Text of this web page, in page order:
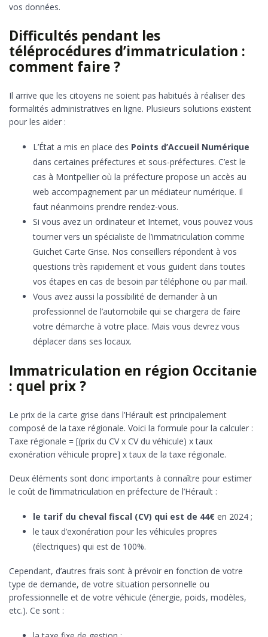
vos données.
Difficultés pendant les
téléprocédures d’immatriculation :
comment faire ?
Il arrive que les citoyens ne soient pas habitués à réaliser des
formalités administratives en ligne. Plusieurs solutions existent
pour les aider :
L’État a mis en place des Points d’Accueil Numérique
dans certaines préfectures et sous-préfectures. C’est le
cas à Montpellier où la préfecture propose un accès au
web accompagnement par un médiateur numérique. Il
faut néanmoins prendre rendez-vous.
Si vous avez un ordinateur et Internet, vous pouvez vous
tourner vers un spécialiste de l’immatriculation comme
Guichet Carte Grise. Nos conseillers répondent à vos
questions très rapidement et vous guident dans toutes
vos étapes en cas de besoin par téléphone ou par mail.
Vous avez aussi la possibilité de demander à un
professionnel de l’automobile qui se chargera de faire
votre démarche à votre place. Mais vous devrez vous
déplacer dans ses locaux.
Immatriculation en région Occitanie
: quel prix ?
Le prix de la carte grise dans l’Hérault est principalement
composé de la taxe régionale. Voici la formule pour la calculer :
Taxe régionale = [(prix du CV x CV du véhicule) x taux
exonération véhicule propre] x taux de la taxe régionale.
Deux éléments sont donc importants à connaître pour estimer
le coût de l’immatriculation en préfecture de l’Hérault :
le tarif du cheval fiscal (CV) qui est de 44€ en 2024 ;
le taux d’exonération pour les véhicules propres
(électriques) qui est de 100%.
Cependant, d’autres frais sont à prévoir en fonction de votre
type de demande, de votre situation personnelle ou
professionnelle et de votre véhicule (énergie, poids, modèles,
etc.). Ce sont :